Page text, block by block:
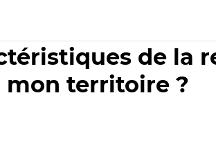
de la
mon territoire ?